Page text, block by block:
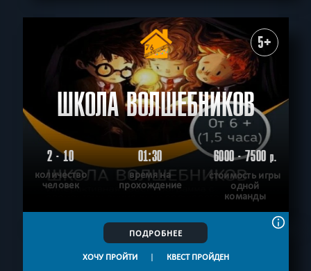
5+
ШКОЛА ВОЛШЕБНИКОВ
2 - 10
количество
человек
01:30
время на
прохождение
6000 - 7500р.
стоимость игры
одной
команды
ПОДРОБНЕЕ
ХОЧУ ПРОЙТИ | КВЕСТ ПРОЙДЕН